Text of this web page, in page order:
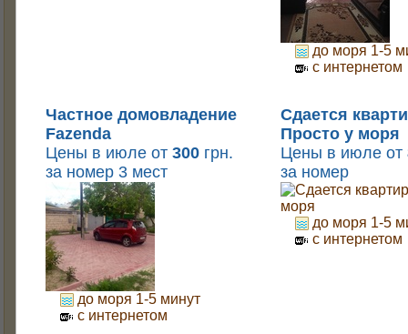
до моря 1-5
с интернетом
Частное домовладение
Fazenda
Цены в июле от 300 грн.
за номер 3 мест
до моря 1-5 минут
с интернетом
Cдается
Просто у моря
Цены в июле от
за номер
до моря 1-5
с интернетом
Однокомнатная квартира №3 на Курортной
Орхидея люкс
Просто у моря
Трехкомнатная квартира на Набережной
Трехкомнатная квартира №1
Трехкомнатная квартира №2(эконом)
Трехкомнатная квартира №6(элит)
Якорь